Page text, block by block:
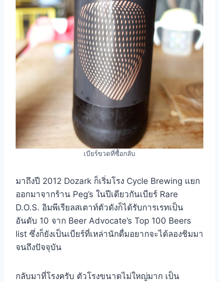
เบียร์ขวดที่ซื้อกลับ
มาถึงปี 2012 Dozark ก็เริ่มโรง Cycle Brewing แยก
ออกมาจากร้าน Peg’s ในปีเดียวกันเบียร์ Rare
D.O.S. อิมพีเรียลสเตาท์ตัวดังก็ได้รับการเรทเป็น
อันดับ 10 จาก Beer Advocate’s Top 100 Beers
list ซึ่งก็ยังเป็นเบียร์ที่เหล่านักดื่มอยากจะได้ลองชิมมา
จนถึงปัจจุบัน
กลับมาที่โรงครับ ตัวโรงขนาดไม่ใหญ่มาก เป็น